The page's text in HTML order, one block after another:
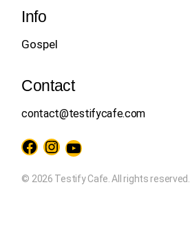
Info
Gospel
Contact
contact@testifycafe.com
Facebook
Instagram
YouTube
© 2026 Testify Cafe. All rights reserved.